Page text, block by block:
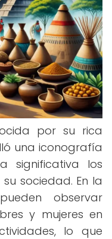
por su rica
una iconografía
significativa los
sociedad. En la
observar
y mujeres en
lo que